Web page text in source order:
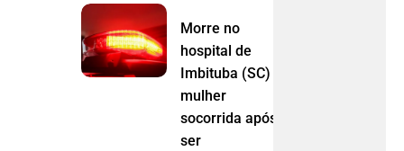
Morre no
hospital de
Imbituba (SC)
mulher
socorrida após
ser